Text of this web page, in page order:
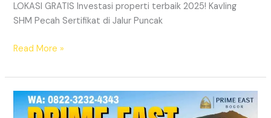
LOKASI GRATIS Investasi properti terbaik 2025! Kavling
SHM Pecah Sertifikat di Jalur Puncak
Read More »
Kavling
SHM